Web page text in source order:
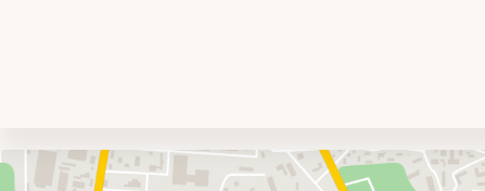
Umgebungskarte